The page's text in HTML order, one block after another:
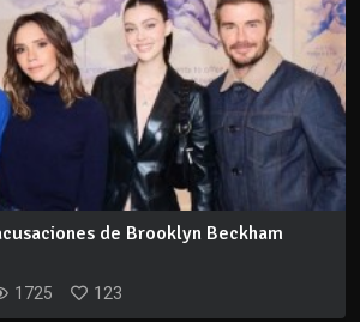
de Brooklyn Beckham
1725 123